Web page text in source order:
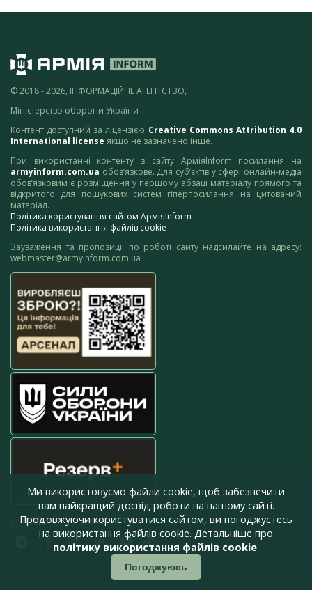
© 2018 - 2026, ІНФОРМАЦІЙНЕ АГЕНТСТВО,
Міністерство оборони України
Контент доступний за ліцензією Creative Commons Attribution 4.0
International license якщо не зазначено інше.
При використанні контенту з сайту АрміяInform посилання на
armyinform.com.ua обов’язкове. Для суб’єктів у сфері онлайн-медіа
обов’язковим є розміщення у першому абзаці матеріалу прямого та
відкритого для пошукових систем гіперпосилання на цитований
матеріал.
Політика користування сайтом АрміяInform
Політика використання файлів cookie
Зауваження та пропозиції по роботі сайту надсилайте на адресу:
webmaster@armyinform.com.ua
press@armyinform.com.ua
Ми використовуємо файли cookie, щоб забезпечити
вам найкращий досвід роботи на нашому сайті.
Продовжуючи користуватися сайтом, ви погоджуєтесь
на використання файлів cookie. Детальніше про
політику використання файлів cookie.
Погоджуюсь